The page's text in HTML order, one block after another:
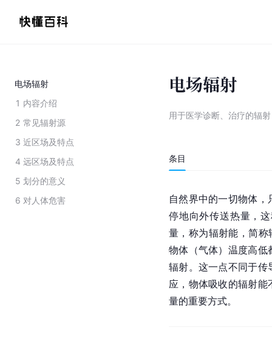
电场辐射
1 内容介绍
2 常见辐射源
3 近区场及特点
4 远区场及特点
5 划分的意义
6 对人体危害
电场辐射
用于医学诊断、治疗的辐射
条目
自然界中的一切物体，
停地向外传送热量，
量，称为辐射能，简称
物体（气体）温度高低
辐射。这一点不同于传
应，物体吸收的辐射
量的重要方式。